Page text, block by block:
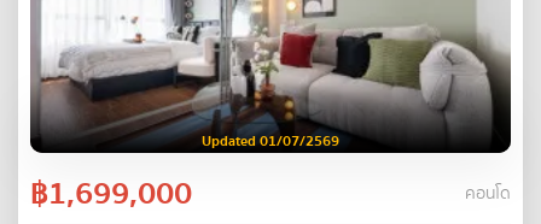
Updated 01/07/2569
฿1,699,000 คอนโด